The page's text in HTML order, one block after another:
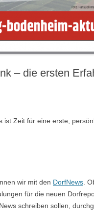
– die ersten
ist Zeit für eine erste,
wir mit den DorfNews.
für die neuen
schreiben sollen,